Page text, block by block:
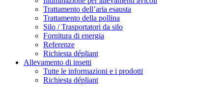
Trattamento dell’aria esausta
Trattamento della pollina
Silo / Trasportatori da silo
Fornitura di energia
Referenze
Richiesta dépliant
Allevamento di insetti
Tutte le informazioni e i prodotti
Richiesta dépliant